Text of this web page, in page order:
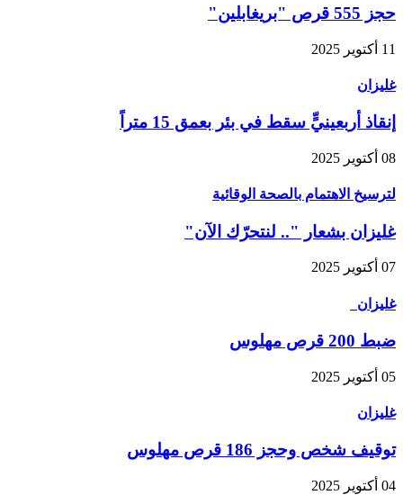
حجز 555 قرص "بريغابلين"
11 أكتوير 2025
غليزان
إنقاذ أربعينيٍّ سقط في بئر بعمق 15 متراً
08 أكتوير 2025
لترسيخ الاهتمام بالصحة الوقائية
غليزان بشعار ".. لنتحرّك الآن"
07 أكتوير 2025
غليزان
ضبط 200 قرص مهلوس
05 أكتوير 2025
غليزان
توقيف شخص وحجز 186 قرص مهلوس
04 أكتوير 2025